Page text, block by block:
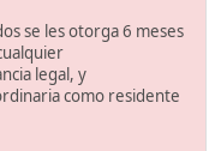
se les otorga 6 meses
legal, y
como residente